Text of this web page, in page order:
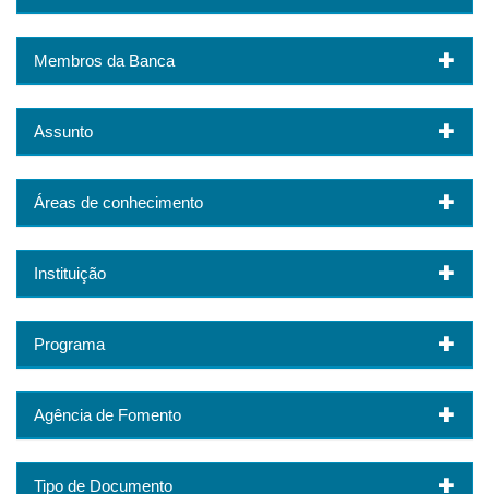
Membros da Banca
Assunto
Áreas de conhecimento
Instituição
Programa
Agência de Fomento
Tipo de Documento